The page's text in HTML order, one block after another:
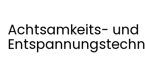
Achtsamkeits- und